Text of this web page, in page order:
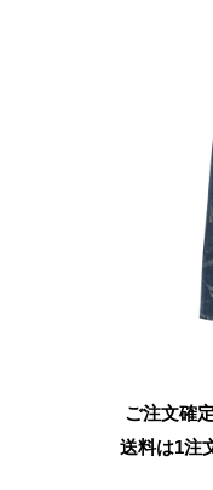
ご注文確
送料は1注